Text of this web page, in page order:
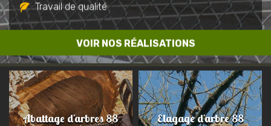
VOIR NOS RÉALISATIONS
Travail de qualité
Abattage d'arbres 88 Elagage d'arbre 88